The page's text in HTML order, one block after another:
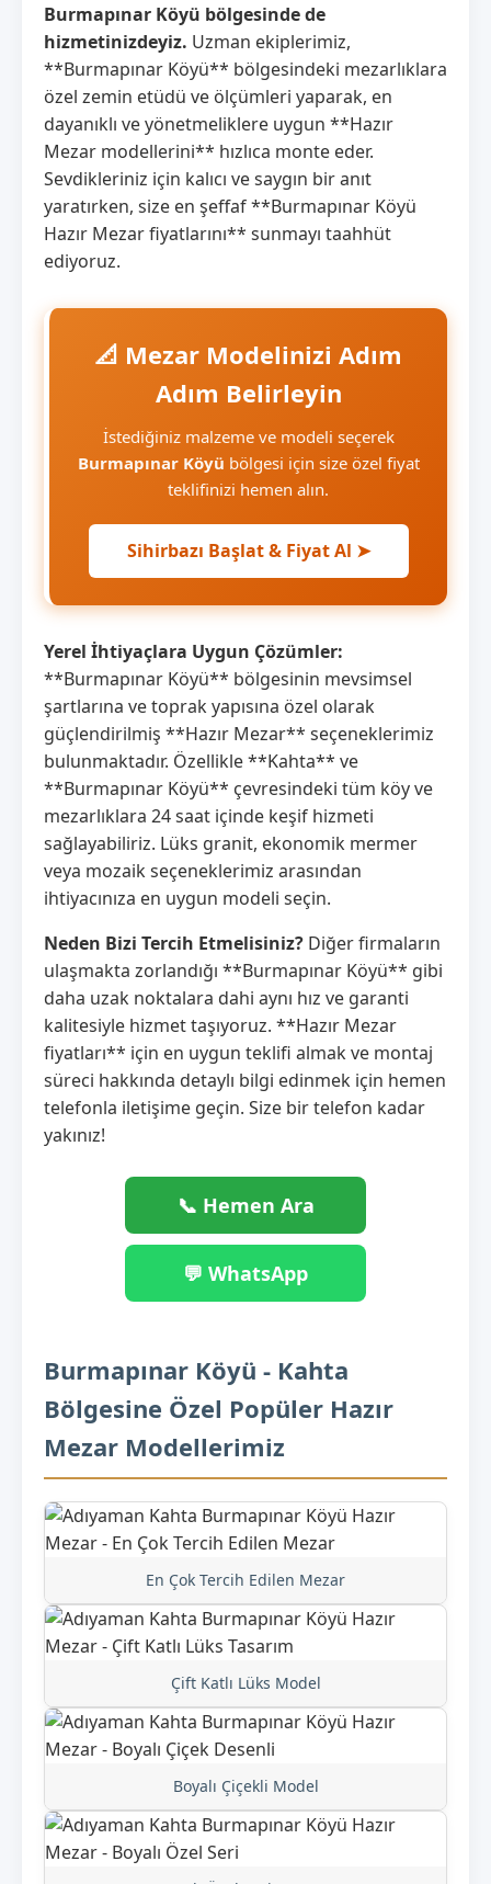
Burmapınar Köyü bölgesinde de
hizmetinizdeyiz. Uzman ekiplerimiz,
**Burmapınar Köyü** bölgesindeki mezarlıklara
özel zemin etüdü ve ölçümleri yaparak, en
dayanıklı ve yönetmeliklere uygun **Hazır
Mezar modellerini** hızlıca monte eder.
Sevdikleriniz için kalıcı ve saygın bir anıt
yaratırken, size en şeffaf **Burmapınar Köyü
Hazır Mezar fiyatlarını** sunmayı taahhüt
ediyoruz.
📐 Mezar Modelinizi Adım
Adım Belirleyin
İstediğiniz malzeme ve modeli seçerek
Burmapınar Köyü bölgesi için size özel fiyat
teklifinizi hemen alın.
Sihirbazı Başlat & Fiyat Al ➤
Yerel İhtiyaçlara Uygun Çözümler:
**Burmapınar Köyü** bölgesinin mevsimsel
şartlarına ve toprak yapısına özel olarak
güçlendirilmiş **Hazır Mezar** seçeneklerimiz
bulunmaktadır. Özellikle **Kahta** ve
**Burmapınar Köyü** çevresindeki tüm köy ve
mezarlıklara 24 saat içinde keşif hizmeti
sağlayabiliriz. Lüks granit, ekonomik mermer
veya mozaik seçeneklerimiz arasından
ihtiyacınıza en uygun modeli seçin.
Neden Bizi Tercih Etmelisiniz? Diğer firmaların
ulaşmakta zorlandığı **Burmapınar Köyü** gibi
daha uzak noktalara dahi aynı hız ve garanti
kalitesiyle hizmet taşıyoruz. **Hazır Mezar
fiyatları** için en uygun teklifi almak ve montaj
süreci hakkında detaylı bilgi edinmek için hemen
telefonla iletişime geçin. Size bir telefon kadar
yakınız!
📞 Hemen Ara
💬 WhatsApp
Burmapınar Köyü - Kahta
Bölgesine Özel Popüler Hazır
Mezar Modellerimiz
En Çok Tercih Edilen Mezar
Çift Katlı Lüks Model
Boyalı Çiçekli Model